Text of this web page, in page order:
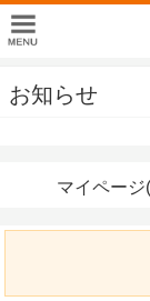
お知らせ
マイペー